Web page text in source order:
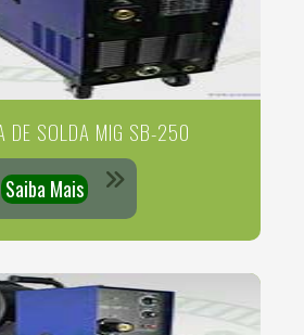
DE SOLDA MIG SB-250
Saiba Mais